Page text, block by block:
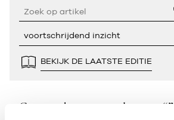
BEKIJK DE LAATSTE EDITIE
Geen resultaten gevonden voor “”.